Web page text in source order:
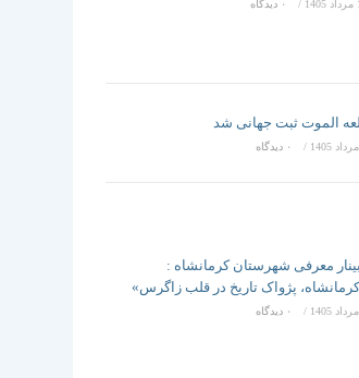
/ ۰ دیدگاه
الموت ثبت جهانی شد
/ ۰ دیدگاه
معرفی شهرستان کرمانشاه :
پژواک تاریخ در قلب زاگرس»
/ ۰ دیدگاه